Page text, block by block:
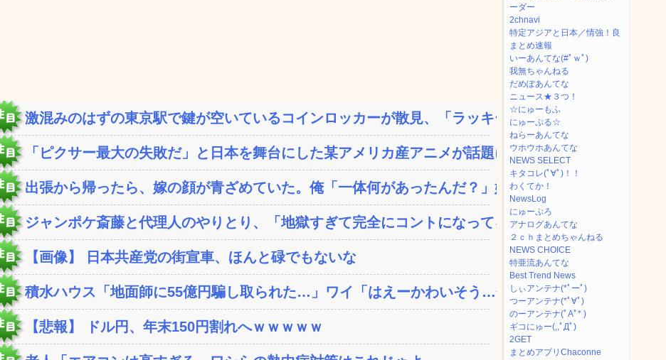
激混みのはずの東京駅で鍵が空いているコインロッカーが散見、「ラッキー」...
「ピクサー最大の失敗だ」と日本を舞台にした某アメリカ産アニメが話題に、...
出張から帰ったら、嫁の顔が青ざめていた。俺「一体何があったんだ？」嫁「...
ジャンポケ斎藤と代理人のやりとり、「地獄すぎて完全にコントになってる…...
【画像】 日本共産党の街宣車、ほんと碌でもないな
積水ハウス「地面師に55億円騙し取られた…」ワイ「はえーかわいそう…会...
【悲報】 ドル円、年末150円割れへｗｗｗｗｗ
ーダー
2chnavi
特定アジアと日本／情強！良
まとめ速報
いーあんてな(#ﾟｗﾟ)
我無ちゃんねる
だめぽあんてな
ニュース★３つ！
☆にゅーもふ
にゅーぷる☆
ねらーあんてな
ウホウホあんてな
NEWS SELECT
キタコレ(ﾟ∀ﾟ)！！
わくてか！
NewsLog
にゅーぷろ
アナログあんてな
２ｃｈまとめちゃんねる
NEWS CHOICE
特亜流あんてな
Best Trend News
しぃアンテナ(*ﾟーﾟ)
つーアンテナ(*ﾟ∀ﾟ)
のーアンテナ(ﾟAﾟ* )
ギコにゅー(,,ﾟДﾟ)
2GET
まとめアプリChaconne